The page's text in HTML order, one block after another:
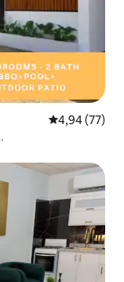
Gemiddelde
4,94 (77)